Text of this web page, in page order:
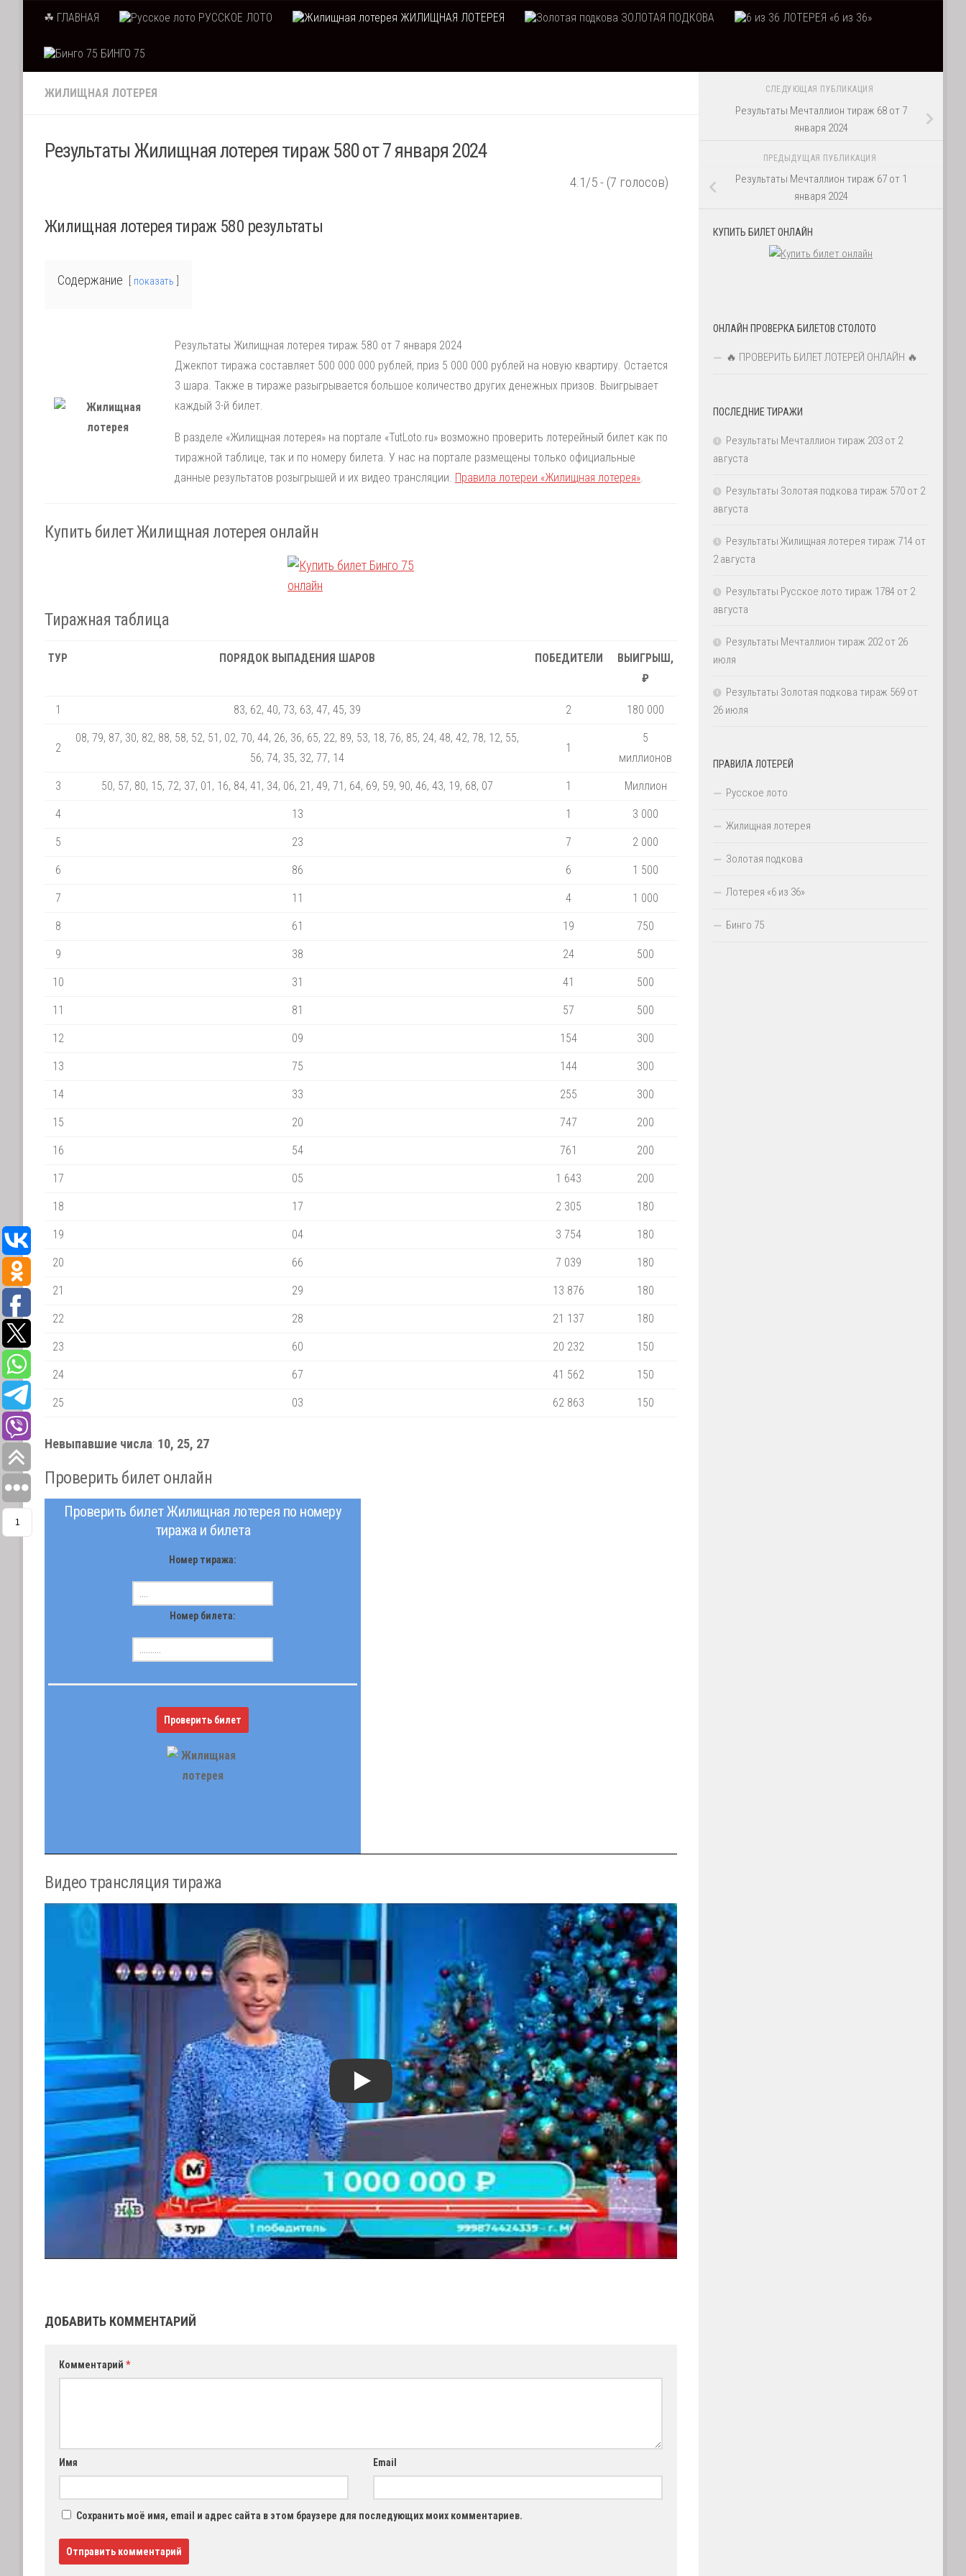
Skip to content
☘ ГЛАВНАЯ РУССКОЕ ЛОТО ЖИЛИЩНАЯ ЛОТЕРЕЯ ЗОЛОТАЯ ПОДКОВА ЛОТЕРЕЯ «6 из 36»
БИНГО 75
ЖИЛИЩНАЯ ЛОТЕРЕЯ
Результаты Жилищная лотерея тираж 580 от 7 января 2024
4.1/5 - (7 голосов)
Жилищная лотерея тираж 580 результаты
Содержание показать
Результаты Жилищная лотерея тираж 580 от 7 января 2024
Джекпот тиража составляет 500 000 000 рублей, приз 5 000 000 рублей на новую квартиру. Остается
3 шара. Также в тираже разыгрывается большое количество других денежных призов. Выигрывает
каждый 3-й билет.
В разделе «Жилищная лотерея» на портале «TutLoto.ru» возможно проверить лотерейный билет как по
тиражной таблице, так и по номеру билета. У нас на портале размещены только официальные
данные результатов розыгрышей и их видео трансляции. Правила лотереи «Жилищная лотерея»
Купить билет Жилищная лотерея онлайн
Тиражная таблица
ТУР ПОРЯДОК ВЫПАДЕНИЯ ШАРОВ ПОБЕДИТЕЛИ
ВЫИГРЫШ,
₽
1 83, 62, 40, 73, 63, 47, 45, 39 2 180 000
2
08, 79, 87, 30, 82, 88, 58, 52, 51, 02, 70, 44, 26, 36, 65, 22, 89, 53, 18, 76, 85, 24, 48, 42, 78, 12, 55,
56, 74, 35, 32, 77, 14
1
5
миллионов
3 50, 57, 80, 15, 72, 37, 01, 16, 84, 41, 34, 06, 21, 49, 71, 64, 69, 59, 90, 46, 43, 19, 68, 07 1 Миллион
4 13 1 3 000
5 23 7 2 000
6 86 6 1 500
7 11 4 1 000
8 61 19 750
9 38 24 500
10 31 41 500
11 81 57 500
12 09 154 300
13 75 144 300
14 33 255 300
15 20 747 200
16 54 761 200
17 05 1 643 200
18 17 2 305 180
19 04 3 754 180
20 66 7 039 180
21 29 13 876 180
22 28 21 137 180
23 60 20 232 150
24 67 41 562 150
25 03 62 863 150
Невыпавшие числа: 10, 25, 27
Проверить билет онлайн
Проверить билет Жилищная лотерея по номеру
тиража и билета
Номер тиража:
Номер билета:
Проверить билет
Видео трансляция тиража
ДОБАВИТЬ КОММЕНТАРИЙ
Комментарий *
Имя Email
Сохранить моё имя, email и адрес сайта в этом браузере для последующих моих комментариев.
СЛЕДУЮЩАЯ ПУБЛИКАЦИЯ
Результаты Мечталлион тираж 68 от 7
января 2024
ПРЕДЫДУЩАЯ ПУБЛИКАЦИЯ
Результаты Мечталлион тираж 67 от 1
января 2024
КУПИТЬ БИЛЕТ ОНЛАЙН
ОНЛАЙН ПРОВЕРКА БИЛЕТОВ СТОЛОТО
🔥 ПРОВЕРИТЬ БИЛЕТ ЛОТЕРЕЙ ОНЛАЙН 🔥
ПОСЛЕДНИЕ ТИРАЖИ
Результаты Мечталлион тираж 203 от 2
августа
Результаты Золотая подкова тираж 570 от 2
августа
Результаты Жилищная лотерея тираж 714 от
2 августа
Результаты Русское лото тираж 1784 от 2
августа
Результаты Мечталлион тираж 202 от 26
июля
Результаты Золотая подкова тираж 569 от
26 июля
ПРАВИЛА ЛОТЕРЕЙ
Русское лото
Жилищная лотерея
Золотая подкова
Лотерея «6 из 36»
Бинго 75
1